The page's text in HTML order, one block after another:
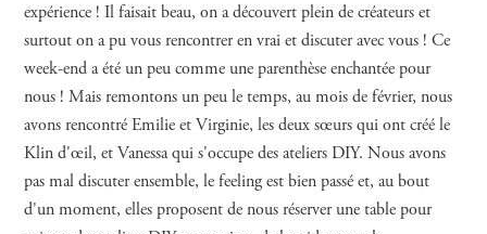
expérience ! Il faisait beau, on a découvert plein de créateurs et
surtout on a pu vous rencontrer en vrai et discuter avec vous ! Ce
week-end a été un peu comme une parenthèse enchantée pour
nous ! Mais remontons un peu le temps, au mois de février, nous
avons rencontré Emilie et Virginie, les deux sœurs qui ont créé le
Klin d'œil, et Vanessa qui s'occupe des ateliers DIY. Nous avons
pas mal discuter ensemble, le feeling est bien passé et, au bout
d'un moment, elles proposent de nous réserver une table pour